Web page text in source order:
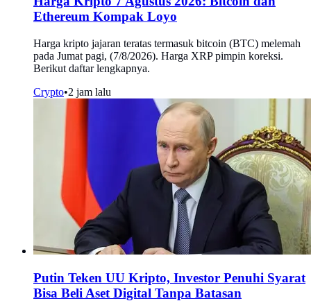
Ethereum Kompak Loyo
Harga kripto jajaran teratas termasuk bitcoin (BTC) melemah
pada Jumat pagi, (7/8/2026). Harga XRP pimpin koreksi.
Berikut daftar lengkapnya.
Crypto•2 jam lalu
Putin Teken UU Kripto, Investor Penuhi Syarat
Bisa Beli Aset Digital Tanpa Batasan